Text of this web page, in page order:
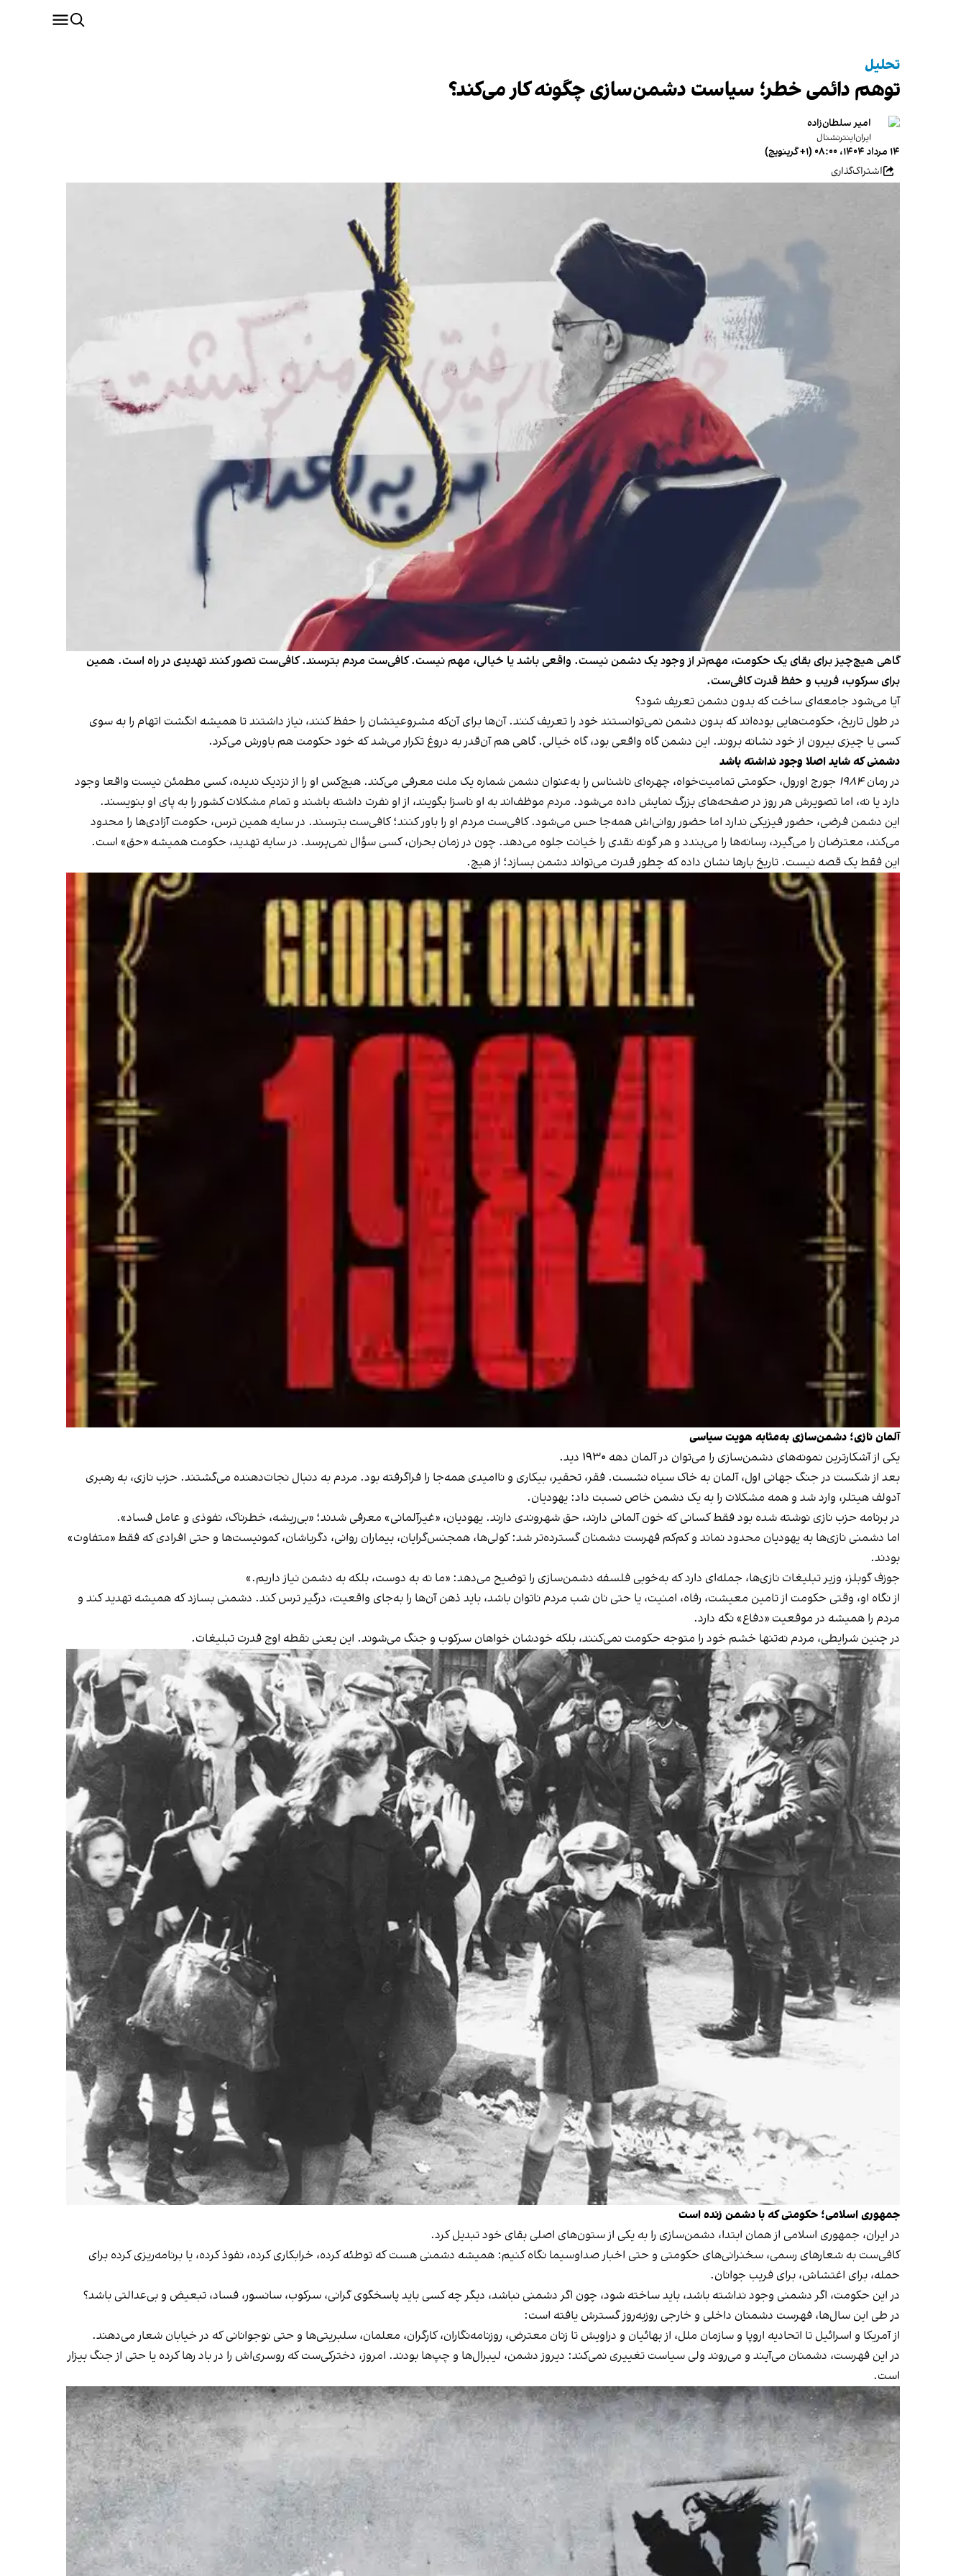
تحلیل
توهم دائمی خطر؛ سیاست دشمن‌سازی چگونه کار می‌کند؟
امیر سلطان‌زاده
ایران‌اینترنشنال
۱۴ مرداد ۱۴۰۴، ۰۸:۰۰ (‎+۱ گرینویچ)
اشتراک‌گذاری
گاهی هیچ‌چیز برای بقای یک حکومت، مهم‌تر از وجود یک دشمن نیست. واقعی باشد یا خیالی، مهم نیست. کافی‌ست مردم بترسند. کافی‌ست تصور کنند تهدیدی در راه است. همین
برای سرکوب، فریب و حفظ قدرت کافی‌ست.
آیا می‌شود جامعه‌ای ساخت که بدون دشمن تعریف شود؟
در طول تاریخ، حکومت‌هایی بوده‌اند که بدون دشمن نمی‌توانستند خود را تعریف کنند. آن‌ها برای آن‌که مشروعیتشان را حفظ کنند، نیاز داشتند تا همیشه انگشت اتهام را به سوی
کسی یا چیزی بیرون از خود نشانه بروند. این دشمن گاه واقعی بود، گاه خیالی. گاهی هم آن‌قدر به دروغ تکرار می‌شد که خود حکومت هم باورش می‌کرد.
دشمنی که شاید اصلا وجود نداشته باشد
در رمان۱۹۸۴ جورج اورول، حکومتی تمامیت‌خواه، چهره‌ای ناشناس را به‌عنوان دشمن شماره یک ملت معرفی می‌کند. هیچ‌کس او را از نزدیک ندیده، کسی مطمئن نیست واقعا وجود
دارد یا نه، اما تصویرش هر روز در صفحه‌های بزرگ نمایش داده می‌شود. مردم موظف‌اند به او ناسزا بگویند، از او نفرت داشته باشند و تمام مشکلات کشور را به پای او بنویسند.
این دشمن فرضی، حضور فیزیکی ندارد اما حضور روانی‌اش همه‌جا حس می‌شود. کافی‌ست مردم او را باور کنند؛ کافی‌ست بترسند. در سایه‌ همین ترس، حکومت آزادی‌ها را محدود
می‌کند، معترضان را می‌گیرد، رسانه‌ها را می‌بندد و هر گونه نقدی را خیانت جلوه می‌دهد. چون در زمان بحران، کسی سؤال نمی‌پرسد. در سایه تهدید، حکومت همیشه «حق» است.
این فقط یک قصه نیست. تاریخ بارها نشان داده که چطور قدرت می‌تواند دشمن بسازد؛ از هیچ.
آلمان نازی؛ دشمن‌سازی به‌مثابه هویت سیاسی
یکی از آشکارترین نمونه‌های دشمن‌سازی را می‌توان در آلمان دهه ۱۹۳۰ دید.
بعد از شکست در جنگ جهانی اول، آلمان به خاک سیاه نشست. فقر، تحقیر، بیکاری و ناامیدی همه‌جا را فراگرفته بود. مردم به دنبال نجات‌دهنده می‌گشتند. حزب نازی، به رهبری
آدولف هیتلر، وارد شد و همه مشکلات را به یک دشمن خاص نسبت داد: یهودیان.
در برنامه حزب نازی نوشته شده بود فقط کسانی که خون آلمانی دارند، حق شهروندی دارند. یهودیان، «غیرآلمانی» معرفی شدند؛ «بی‌ریشه، خطرناک، نفوذی و عامل فساد».
اما دشمنی نازی‌ها به یهودیان محدود نماند و کم‌کم فهرست دشمنان گسترده‌تر شد: کولی‌ها، همجنس‌گرایان، بیماران روانی، دگرباشان، کمونیست‌ها و حتی افرادی که فقط «متفاوت»
بودند.
جوزف گوبلز، وزیر تبلیغات نازی‌ها، جمله‌ای دارد که به‌خوبی فلسفه‌ دشمن‌سازی را توضیح می‌دهد: «ما نه به دوست، بلکه به دشمن نیاز داریم.»
از نگاه او، وقتی حکومت از تامین معیشت، رفاه، امنیت، یا حتی نان شب مردم ناتوان باشد، باید ذهن آن‌ها را به‌جای واقعیت، درگیر ترس کند. دشمنی بسازد که همیشه تهدید کند و
مردم را همیشه در موقعیت «دفاع» نگه دارد.
در چنین شرایطی، مردم نه‌تنها خشم خود را متوجه حکومت نمی‌کنند، بلکه خودشان خواهان سرکوب و جنگ می‌شوند. این یعنی نقطه اوج قدرت تبلیغات.
جمهوری اسلامی؛ حکومتی که با دشمن زنده است
در ایران، جمهوری اسلامی از همان ابتدا، دشمن‌سازی را به یکی از ستون‌های اصلی بقای خود تبدیل کرد.
کافی‌ست به شعارهای رسمی، سخنرانی‌های حکومتی و حتی اخبار صداوسیما نگاه کنیم: همیشه دشمنی هست که توطئه کرده، خرابکاری کرده، نفوذ کرده، یا برنامه‌ریزی کرده برای
حمله، برای اغتشاش، برای فریب جوانان.
در این حکومت، اگر دشمنی وجود نداشته باشد، باید ساخته شود، چون اگر دشمنی نباشد، دیگر چه‌ کسی باید پاسخگوی گرانی، سرکوب، سانسور، فساد، تبعیض و بی‌عدالتی باشد؟
در طی این سال‌ها، فهرست دشمنان داخلی و خارجی روزبه‌روز گسترش یافته است:
از آمریکا و اسرائیل تا اتحادیه اروپا و سازمان ملل، از بهائیان و دراویش تا زنان معترض، روزنامه‌نگاران، کارگران، معلمان، سلبریتی‌ها و حتی نوجوانانی که در خیابان شعار می‌دهند.
در این فهرست، دشمنان می‌آیند و می‌روند ولی سیاست تغییری نمی‌کند: دیروز دشمن، لیبرال‌ها و چپ‌ها بودند. امروز، دخترکی‌ست که روسری‌اش را در باد رها کرده یا حتی از جنگ بیزار
است.